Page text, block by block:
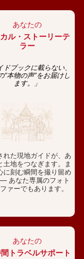
あなたの
ル・ストーリーテ
ラー
ドブックに載らない、
“本物の声”をお届けし
ます。」
れた現地ガイドが、あ
土地をつなぎます。ま
に刻む瞬間を撮り留め
あなた専属のフォト
ァーでもあります。
あなたの
トラベルサポート